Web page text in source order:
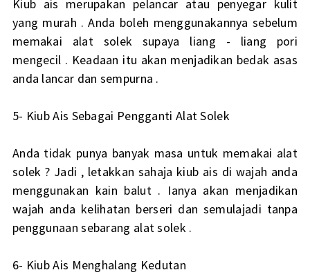
Kiub ais merupakan pelancar atau penyegar kulit
yang murah . Anda boleh menggunakannya sebelum
memakai alat solek supaya liang - liang pori
mengecil . Keadaan itu akan menjadikan bedak asas
anda lancar dan sempurna .
5- Kiub Ais Sebagai Pengganti Alat Solek
Anda tidak punya banyak masa untuk memakai alat
solek ? Jadi , letakkan sahaja kiub ais di wajah anda
menggunakan kain balut . Ianya akan menjadikan
wajah anda kelihatan berseri dan semulajadi tanpa
penggunaan sebarang alat solek .
6- Kiub Ais Menghalang Kedutan